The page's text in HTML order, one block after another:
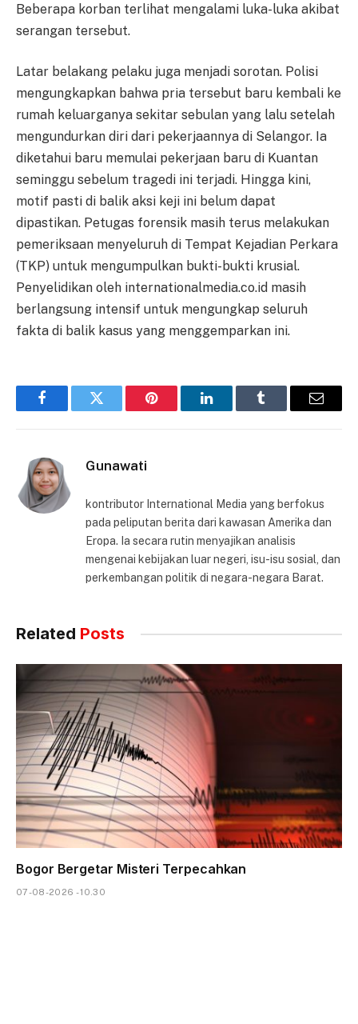
Beberapa korban terlihat mengalami luka-luka akibat
serangan tersebut.
Latar belakang pelaku juga menjadi sorotan. Polisi
mengungkapkan bahwa pria tersebut baru kembali ke
rumah keluarganya sekitar sebulan yang lalu setelah
mengundurkan diri dari pekerjaannya di Selangor. Ia
diketahui baru memulai pekerjaan baru di Kuantan
seminggu sebelum tragedi ini terjadi. Hingga kini,
motif pasti di balik aksi keji ini belum dapat
dipastikan. Petugas forensik masih terus melakukan
pemeriksaan menyeluruh di Tempat Kejadian Perkara
(TKP) untuk mengumpulkan bukti-bukti krusial.
Penyelidikan oleh internationalmedia.co.id masih
berlangsung intensif untuk mengungkap seluruh
fakta di balik kasus yang menggemparkan ini.
FacebookTwitter Pinterest LinkedInTumblr Email
Gunawati
kontributor International Media yang berfokus
pada peliputan berita dari kawasan Amerika dan
Eropa. Ia secara rutin menyajikan analisis
mengenai kebijakan luar negeri, isu-isu sosial, dan
perkembangan politik di negara-negara Barat.
Related Posts
Bogor Bergetar Misteri Terpecahkan
07-08-2026 - 10.30